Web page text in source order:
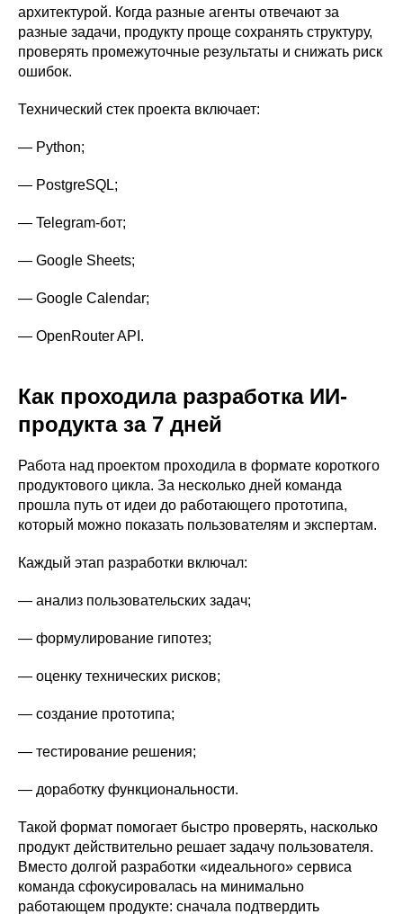
архитектурой. Когда разные агенты отвечают за
разные задачи, продукту проще сохранять структуру,
проверять промежуточные результаты и снижать риск
ошибок.
Технический стек проекта включает:
— Python;
— PostgreSQL;
— Telegram-бот;
— Google Sheets;
— Google Calendar;
— OpenRouter API.
Как проходила разработка ИИ-
продукта за 7 дней
Работа над проектом проходила в формате короткого
продуктового цикла. За несколько дней команда
прошла путь от идеи до работающего прототипа,
который можно показать пользователям и экспертам.
Каждый этап разработки включал:
— анализ пользовательских задач;
— формулирование гипотез;
— оценку технических рисков;
— создание прототипа;
— тестирование решения;
— доработку функциональности.
Такой формат помогает быстро проверять, насколько
продукт действительно решает задачу пользователя.
Вместо долгой разработки «идеального» сервиса
команда сфокусировалась на минимально
работающем продукте: сначала подтвердить